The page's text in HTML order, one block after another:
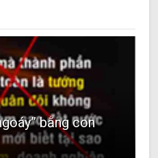
bằng con